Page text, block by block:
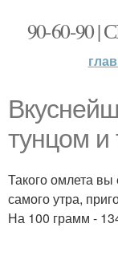
90-60-
тунцом
Такого омлета
самого утра,
На 100 грамм -